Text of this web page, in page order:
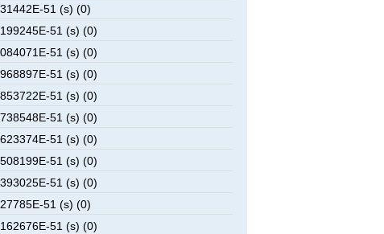
51 (s) (0)
51 (s) (0)
51 (s) (0)
51 (s) (0)
51 (s) (0)
51 (s) (0)
51 (s) (0)
51 (s) (0)
51 (s) (0)
51 (s) (0)
51 (s) (0)